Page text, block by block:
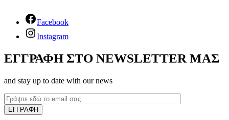
Facebook
Instagram
ΕΓΓΡΑΦΗ ΣΤΟ NEWSLETTER ΜΑΣ
and stay up to date with our news